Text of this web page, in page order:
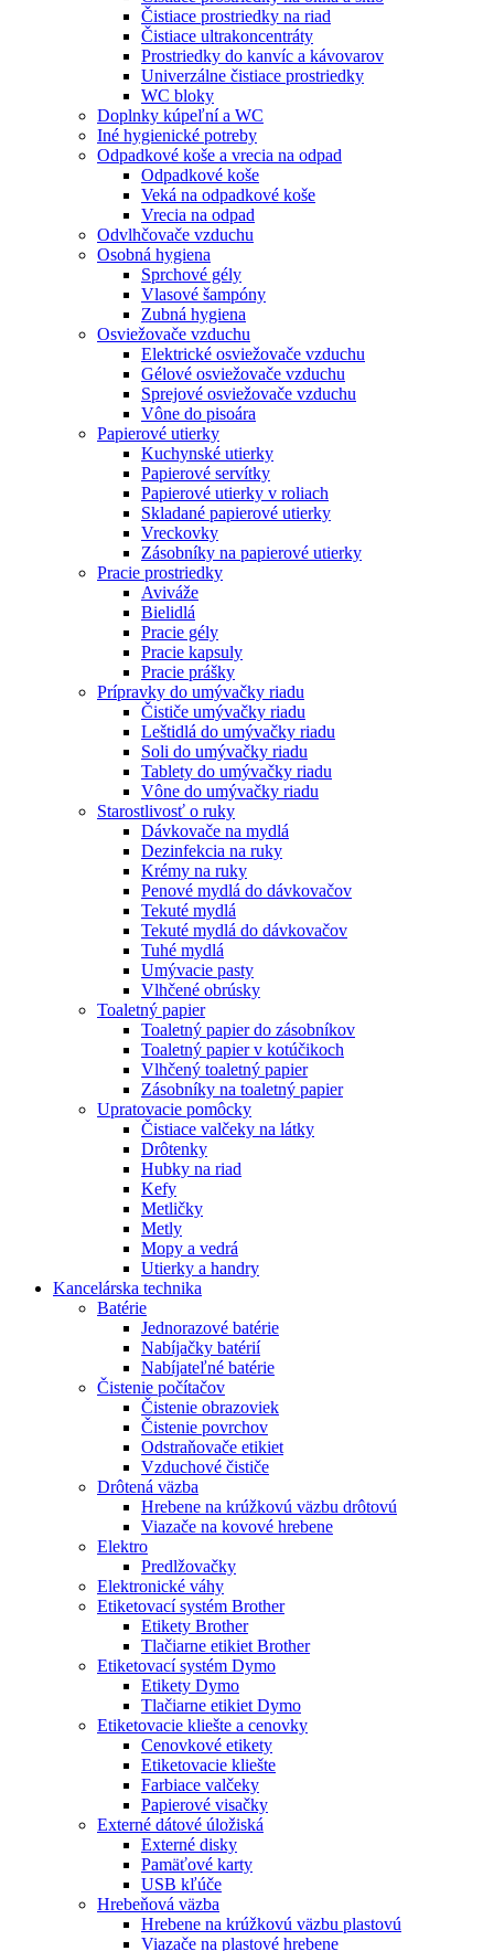
Čistiace prostriedky na riad
Čistiace ultrakoncentráty
Prostriedky do kanvíc a kávovarov
Univerzálne čistiace prostriedky
WC bloky
Doplnky kúpeľní a WC
Iné hygienické potreby
Odpadkové koše a vrecia na odpad
Odpadkové koše
Veká na odpadkové koše
Vrecia na odpad
Odvlhčovače vzduchu
Osobná hygiena
Sprchové gély
Vlasové šampóny
Zubná hygiena
Osviežovače vzduchu
Elektrické osviežovače vzduchu
Gélové osviežovače vzduchu
Sprejové osviežovače vzduchu
Vône do pisoára
Papierové utierky
Kuchynské utierky
Papierové servítky
Papierové utierky v roliach
Skladané papierové utierky
Vreckovky
Zásobníky na papierové utierky
Pracie prostriedky
Aviváže
Bielidlá
Pracie gély
Pracie kapsuly
Pracie prášky
Prípravky do umývačky riadu
Čističe umývačky riadu
Leštidlá do umývačky riadu
Soli do umývačky riadu
Tablety do umývačky riadu
Vône do umývačky riadu
Starostlivosť o ruky
Dávkovače na mydlá
Dezinfekcia na ruky
Krémy na ruky
Penové mydlá do dávkovačov
Tekuté mydlá
Tekuté mydlá do dávkovačov
Tuhé mydlá
Umývacie pasty
Vlhčené obrúsky
Toaletný papier
Toaletný papier do zásobníkov
Toaletný papier v kotúčikoch
Vlhčený toaletný papier
Zásobníky na toaletný papier
Upratovacie pomôcky
Čistiace valčeky na látky
Drôtenky
Hubky na riad
Kefy
Metličky
Metly
Mopy a vedrá
Utierky a handry
Kancelárska technika
Batérie
Jednorazové batérie
Nabíjačky batérií
Nabíjateľné batérie
Čistenie počítačov
Čistenie obrazoviek
Čistenie povrchov
Odstraňovače etikiet
Vzduchové čističe
Drôtená väzba
Hrebene na krúžkovú väzbu drôtovú
Viazače na kovové hrebene
Elektro
Predlžovačky
Elektronické váhy
Etiketovací systém Brother
Etikety Brother
Tlačiarne etikiet Brother
Etiketovací systém Dymo
Etikety Dymo
Tlačiarne etikiet Dymo
Etiketovacie kliešte a cenovky
Cenovkové etikety
Etiketovacie kliešte
Farbiace valčeky
Papierové visačky
Externé dátové úložiská
Externé disky
Pamäťové karty
USB kľúče
Hrebeňová väzba
Hrebene na krúžkovú väzbu plastovú
Viazače na plastové hrebene